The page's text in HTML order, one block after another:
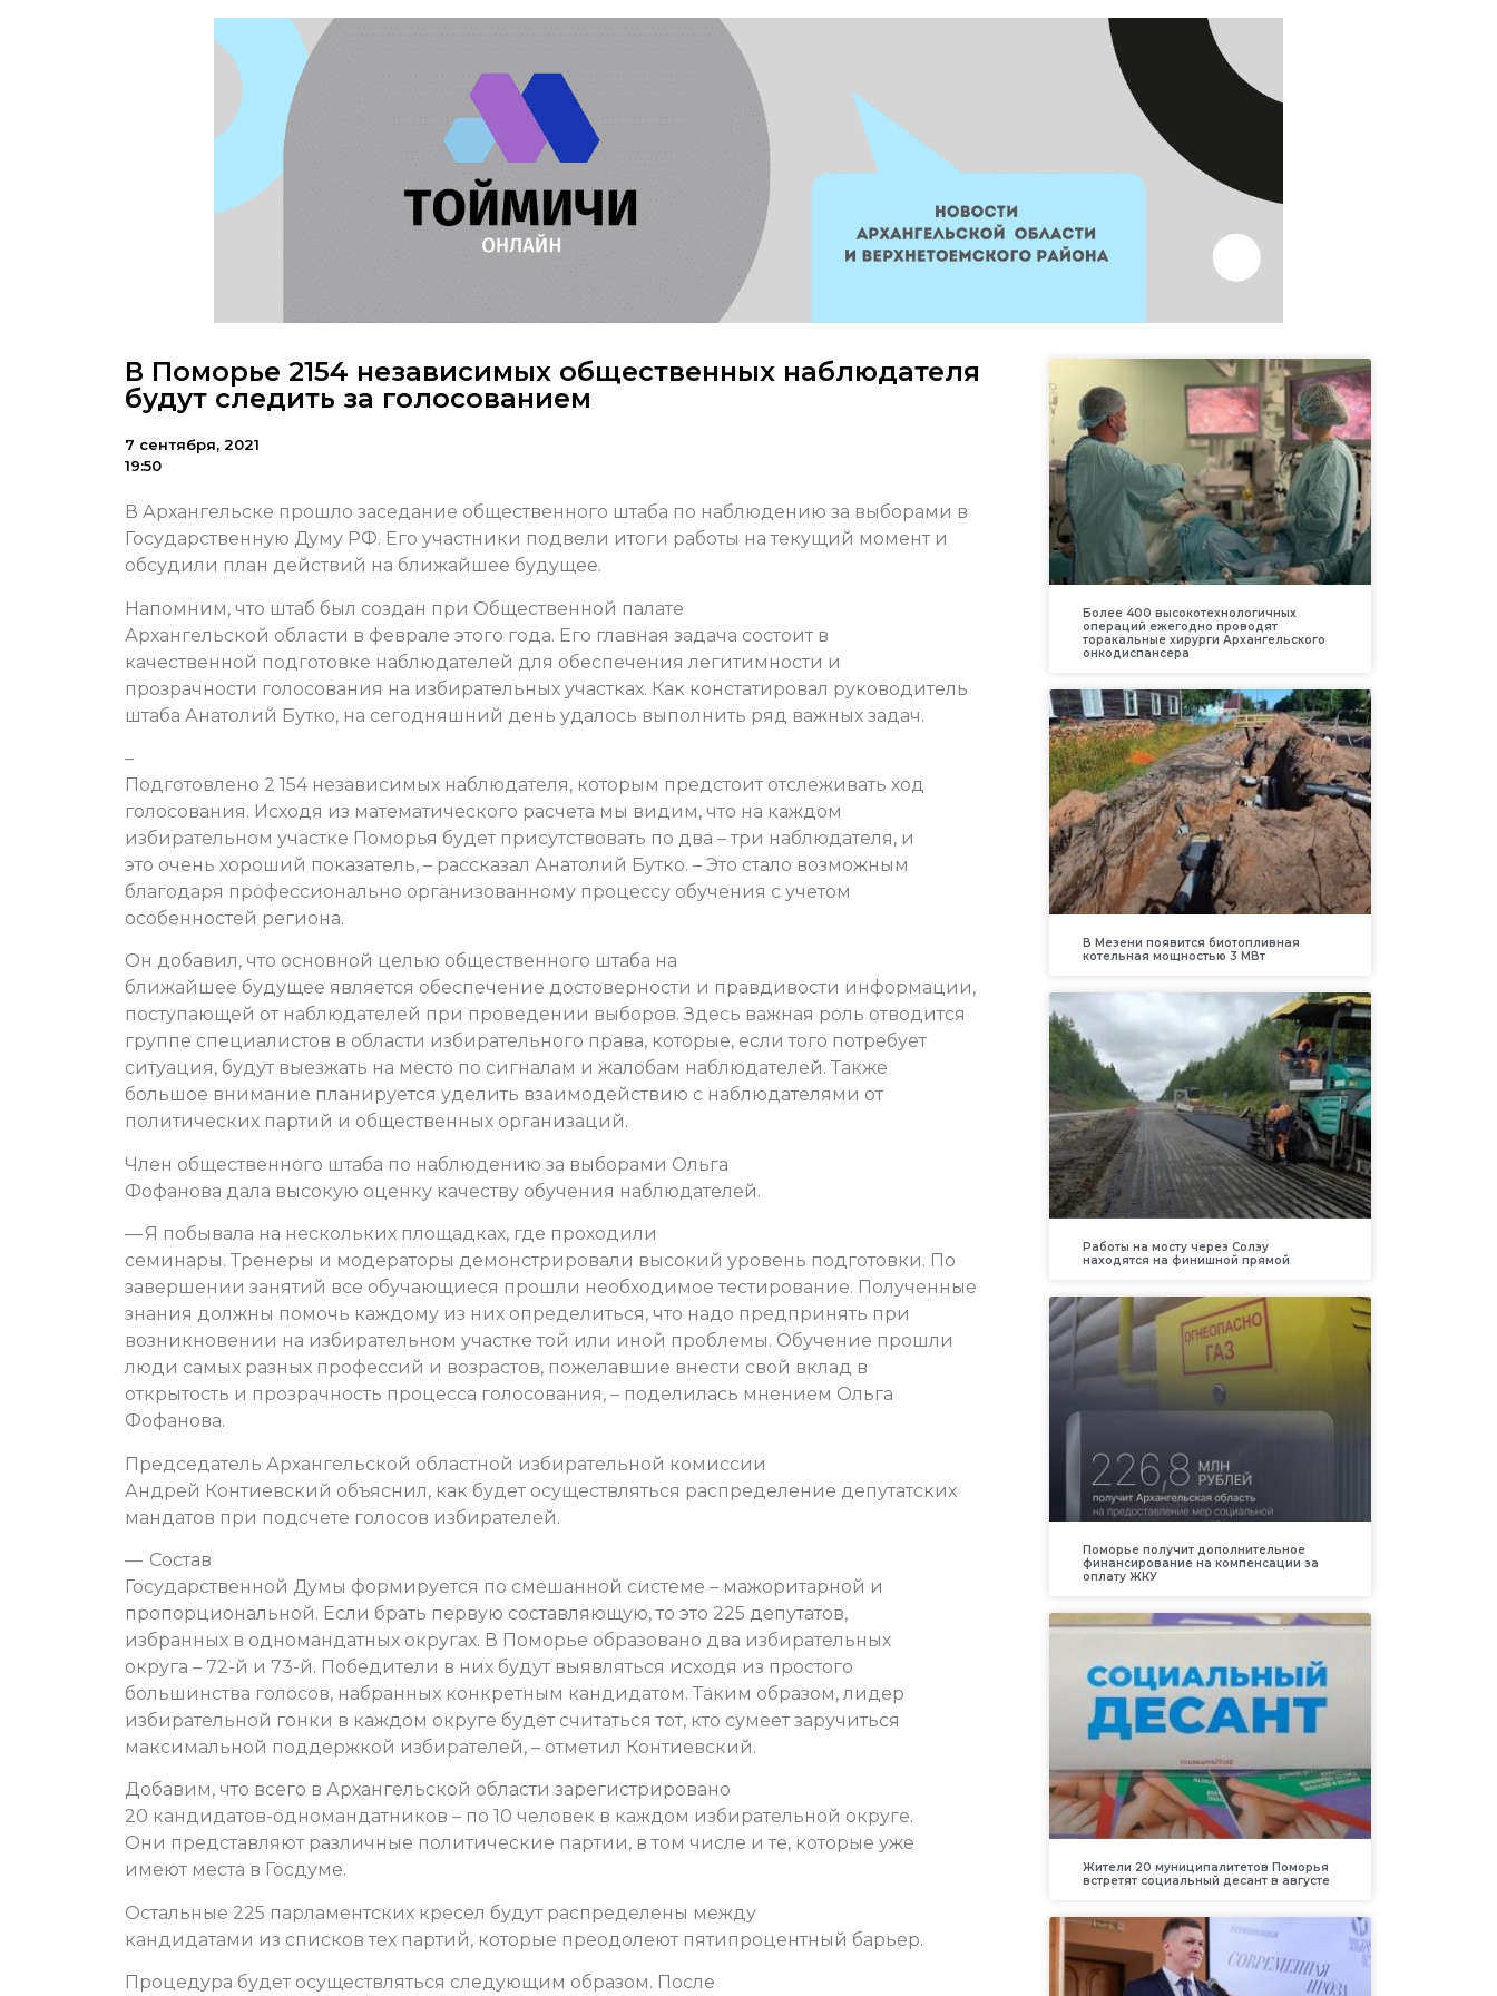
В Поморье 2154 независимых общественных наблюдателя
будут следить за голосованием
7 сентября, 2021
19:50
В Архангельске прошло заседание общественного штаба по наблюдению за выборами в
Государственную Думу РФ. Его участники подвели итоги работы на текущий момент и
обсудили план действий на ближайшее будущее.
Напомним, что штаб был создан при Общественной палате
Архангельской области в феврале этого года. Его главная задача состоит в
качественной подготовке наблюдателей для обеспечения легитимности и
прозрачности голосования на избирательных участках. Как констатировал руководитель
штаба Анатолий Бутко, на сегодняшний день удалось выполнить ряд важных задач.
–
Подготовлено 2 154 независимых наблюдателя, которым предстоит отслеживать ход
голосования. Исходя из математического расчета мы видим, что на каждом
избирательном участке Поморья будет присутствовать по два – три наблюдателя, и
это очень хороший показатель, – рассказал Анатолий Бутко. – Это стало возможным
благодаря профессионально организованному процессу обучения с учетом
особенностей региона.
Он добавил, что основной целью общественного штаба на
ближайшее будущее является обеспечение достоверности и правдивости информации,
поступающей от наблюдателей при проведении выборов. Здесь важная роль отводится
группе специалистов в области избирательного права, которые, если того потребует
ситуация, будут выезжать на место по сигналам и жалобам наблюдателей. Также
большое внимание планируется уделить взаимодействию с наблюдателями от
политических партий и общественных организаций.
Член общественного штаба по наблюдению за выборами Ольга
Фофанова дала высокую оценку качеству обучения наблюдателей.
— Я побывала на нескольких площадках, где проходили
семинары. Тренеры и модераторы демонстрировали высокий уровень подготовки. По
завершении занятий все обучающиеся прошли необходимое тестирование. Полученные
знания должны помочь каждому из них определиться, что надо предпринять при
возникновении на избирательном участке той или иной проблемы. Обучение прошли
люди самых разных профессий и возрастов, пожелавшие внести свой вклад в
открытость и прозрачность процесса голосования, – поделилась мнением Ольга
Фофанова.
Председатель Архангельской областной избирательной комиссии
Андрей Контиевский объяснил, как будет осуществляться распределение депутатских
мандатов при подсчете голосов избирателей.
— Состав
Государственной Думы формируется по смешанной системе – мажоритарной и
пропорциональной. Если брать первую составляющую, то это 225 депутатов,
избранных в одномандатных округах. В Поморье образовано два избирательных
округа – 72-й и 73-й. Победители в них будут выявляться исходя из простого
большинства голосов, набранных конкретным кандидатом. Таким образом, лидер
избирательной гонки в каждом округе будет считаться тот, кто сумеет заручиться
максимальной поддержкой избирателей, – отметил Контиевский.
Добавим, что всего в Архангельской области зарегистрировано
20 кандидатов-одномандатников – по 10 человек в каждом избирательной округе.
Они представляют различные политические партии, в том числе и те, которые уже
имеют места в Госдуме.
Остальные 225 парламентских кресел будут распределены между
кандидатами из списков тех партий, которые преодолеют пятипроцентный барьер.
Процедура будет осуществляться следующим образом. После
Более 400 высокотехнологичных
операций ежегодно проводят
торакальные хирурги Архангельского
онкодиспансера
В Мезени появится биотопливная
котельная мощностью 3 МВт
Работы на мосту через Солзу
находятся на финишной прямой
Поморье получит дополнительное
финансирование на компенсации за
оплату ЖКУ
Жители 20 муниципалитетов Поморья
встретят социальный десант в августе